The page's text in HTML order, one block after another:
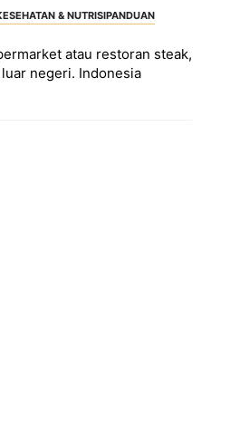
& NUTRISIPANDUAN
atau restoran steak,
negeri. Indonesia